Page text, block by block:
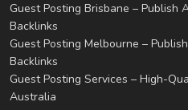
Guest Posting Brisbane – Publish
Backlinks
Guest Posting Melbourne –
Backlinks
Guest Posting Services – High-
Australia